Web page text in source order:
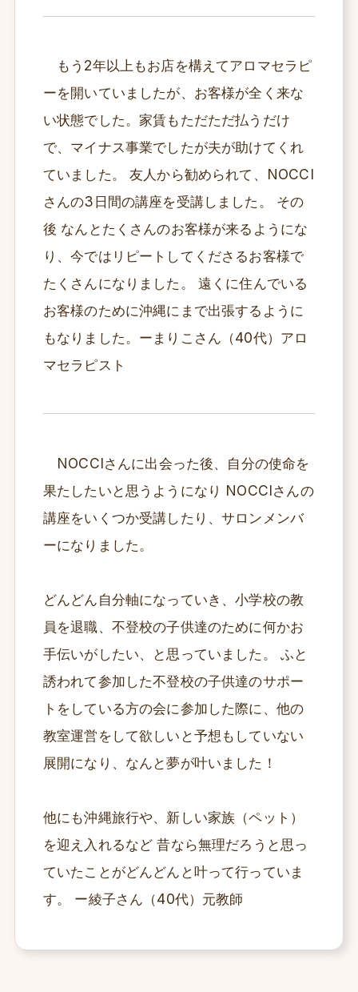
もう2年以上もお店を構えてアロマセラピ
ーを開いていましたが、お客様が全く来な
い状態でした。家賃もただただ払うだけ
で、マイナス事業でしたが夫が助けてくれ
ていました。 友人から勧められて、NOCCI
さんの3日間の講座を受講しました。 その
後 なんとたくさんのお客様が来るようにな
り、今ではリピートしてくださるお客様で
たくさんになりました。 遠くに住んでいる
お客様のために沖縄にまで出張するように
もなりました。ーまりこさん（40代）アロ
マセラピスト
NOCCIさんに出会った後、自分の使命を
果たしたいと思うようになり NOCCIさんの
講座をいくつか受講したり、サロンメンバ
ーになりました。
どんどん自分軸になっていき、小学校の教
員を退職、不登校の子供達のために何かお
手伝いがしたい、と思っていました。 ふと
誘われて参加した不登校の子供達のサポー
トをしている方の会に参加した際に、他の
教室運営をして欲しいと予想もしていない
展開になり、なんと夢が叶いました！
他にも沖縄旅行や、新しい家族（ペット）
を迎え入れるなど 昔なら無理だろうと思っ
ていたことがどんどんと叶って行っていま
す。 ー綾子さん（40代）元教師